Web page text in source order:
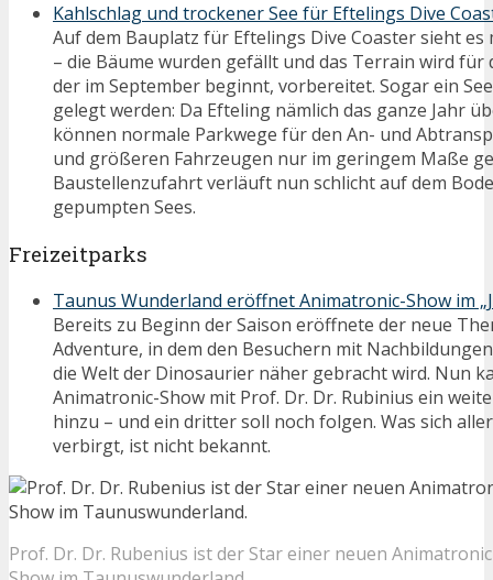
Kahlschlag und trockener See für Eftelings Dive
Auf dem Bauplatz für Eftelings Dive Coaster sieht
– die Bäume wurden gefällt und das Terrain wird für
der im September beginnt, vorbereitet. Sogar ein
gelegt werden: Da Efteling nämlich das ganze Jahr
können normale Parkwege für den An- und
und größeren Fahrzeugen nur im geringem Maße
Baustellenzufahrt verläuft nun schlicht auf dem
gepumpten Sees.
Freizeitparks
Taunus Wunderland eröffnet Animatronic-Show im
Bereits zu Beginn der Saison eröffnete der neue
Adventure, in dem den Besuchern mit
die Welt der Dinosaurier näher gebracht wird. Nun
Animatronic-Show mit Prof. Dr. Dr. Rubinius ein
hinzu – und ein dritter soll noch folgen. Was sich
verbirgt, ist nicht bekannt.
Prof. Dr. Dr. Rubenius ist der Star einer neuen